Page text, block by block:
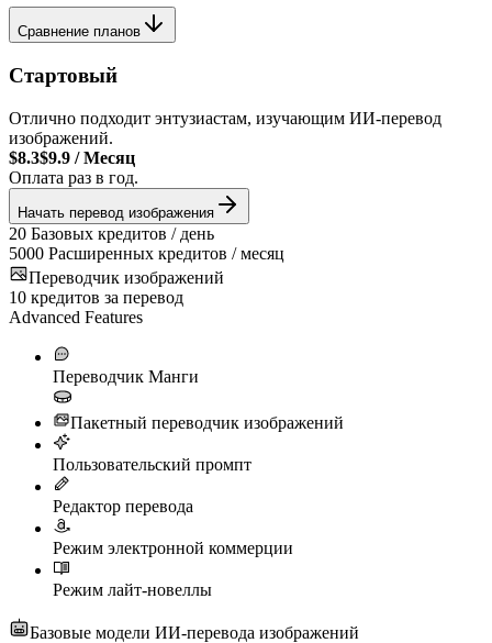
Сравнение планов
Стартовый
Отлично подходит энтузиастам, изучающим ИИ-перевод
изображений.
$8.3$9.9 /Месяц
Оплата раз в год.
Начать перевод изображения
20 Базовых кредитов / день
5000 Расширенных кредитов / месяц
Переводчик изображений
10 кредитов за перевод
Advanced Features
Переводчик Манги
Пакетный переводчик изображений
Пользовательский промпт
Редактор перевода
Режим электронной коммерции
Режим лайт-новеллы
Базовые модели ИИ-перевода изображений